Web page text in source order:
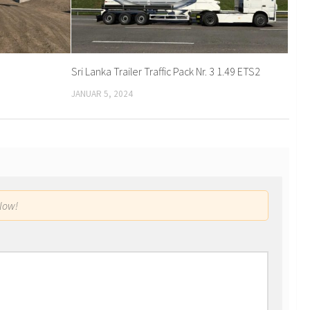
Sri Lanka Trailer Traffic Pack Nr. 3 1.49 ETS2
JANUAR 5, 2024